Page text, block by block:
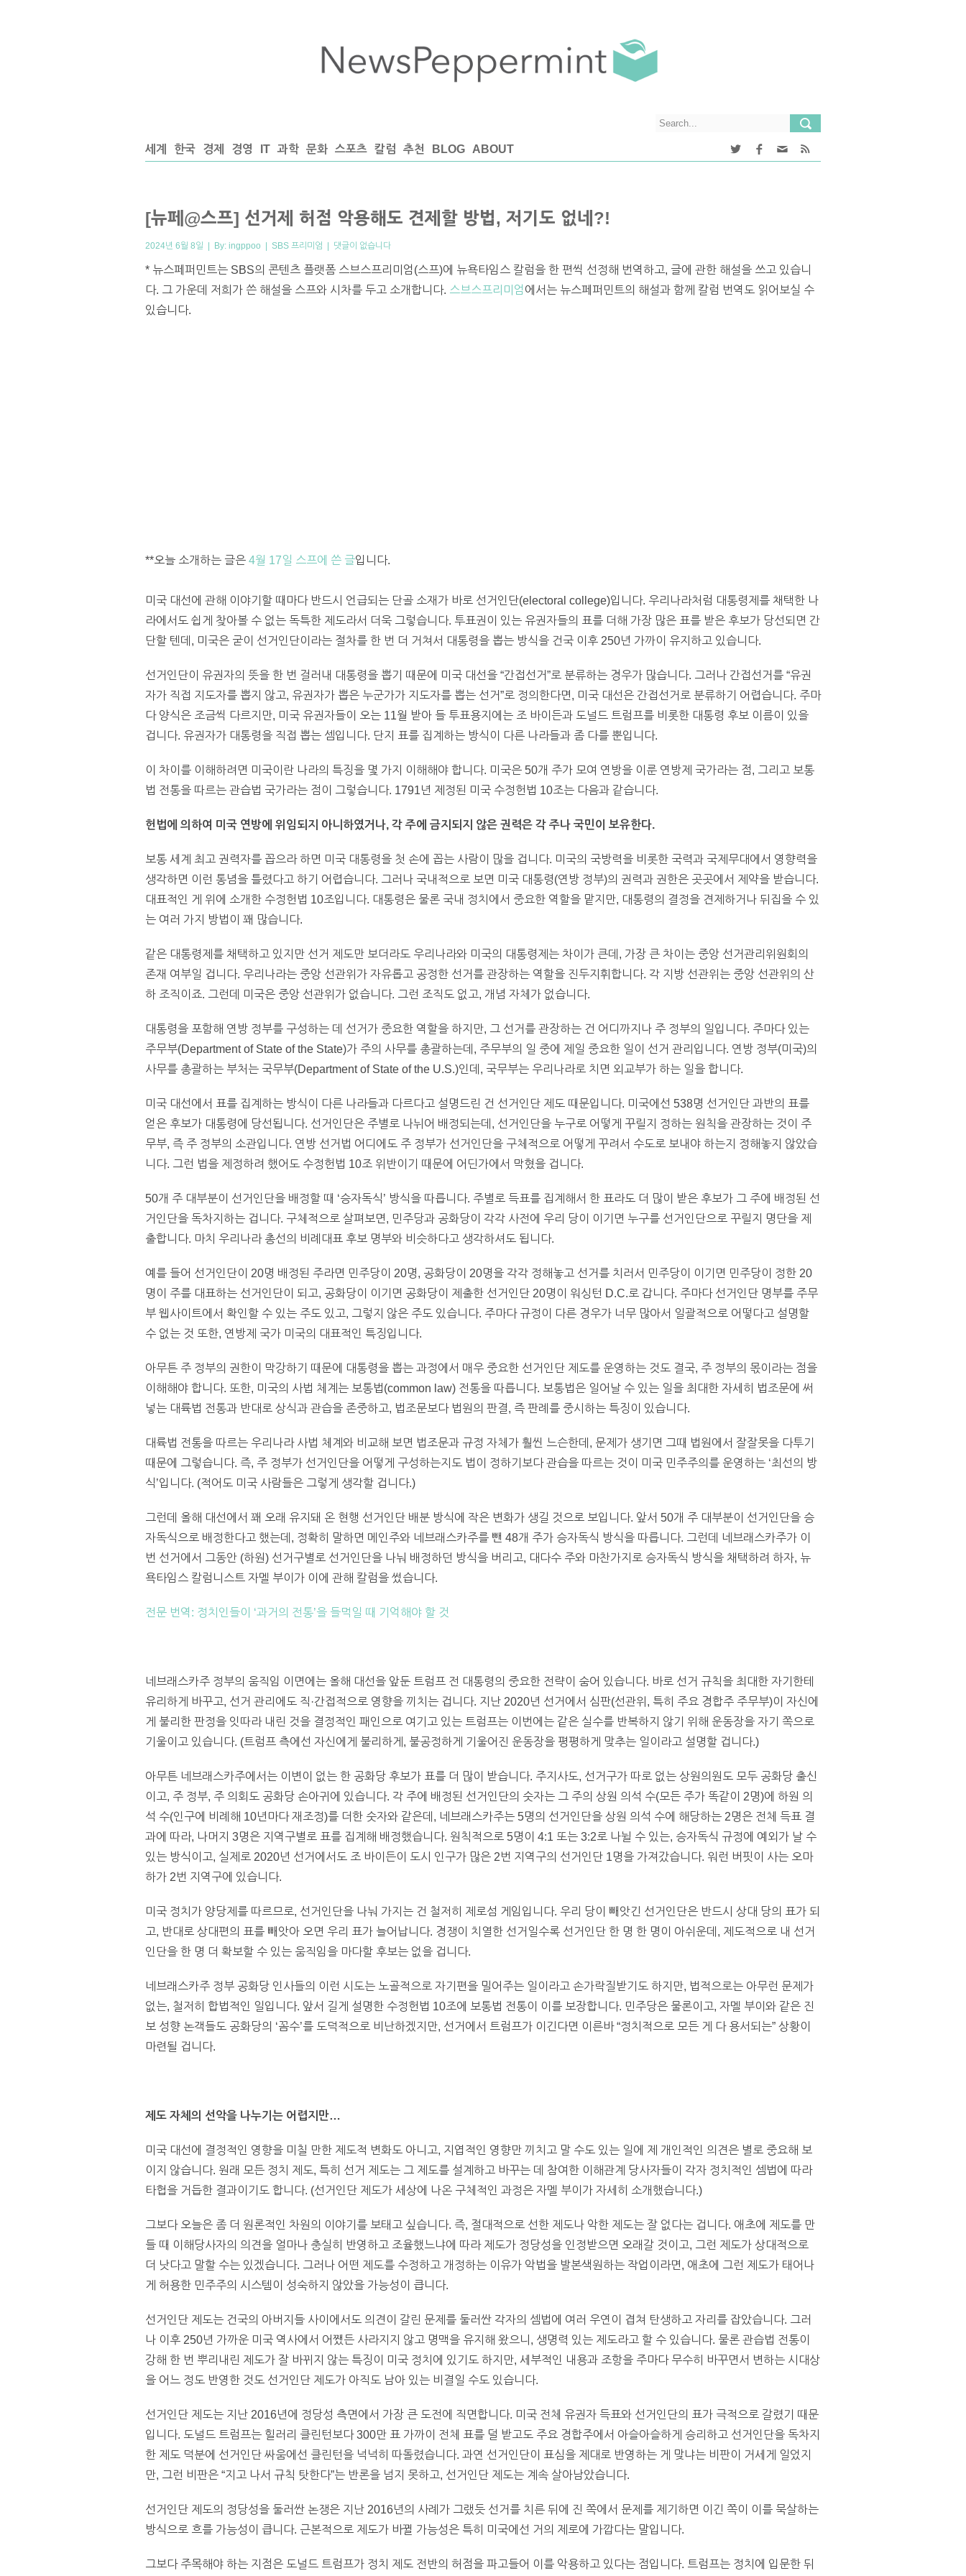
세계 한국 경제 경영 IT 과학 문화 스포츠 칼럼 추천 BLOG ABOUT
[뉴페@스프] 선거제 허점 악용해도 견제할 방법, 저기도 없네?!
2024년 6월 8일 | By: ingppoo | SBS 프리미엄 | 댓글이 없습니다
* 뉴스페퍼민트는 SBS의 콘텐츠 플랫폼 스브스프리미엄(스프)에 뉴욕타임스 칼럼을 한 편씩 선정해 번역하고, 글에 관한 해설을 쓰고 있습니
다. 그 가운데 저희가 쓴 해설을 스프와 시차를 두고 소개합니다. 스브스프리미엄 에서는 뉴스페퍼민트의 해설과 함께 칼럼 번역도 읽어보실 수
있습니다.
**오늘 소개하는 글은 4월 17일 스프에 쓴 글입니다.
미국 대선에 관해 이야기할 때마다 반드시 언급되는 단골 소재가 바로 선거인단(electoral college)입니다. 우리나라처럼 대통령제를 채택한 나
라에서도 쉽게 찾아볼 수 없는 독특한 제도라서 더욱 그렇습니다. 투표권이 있는 유권자들의 표를 더해 가장 많은 표를 받은 후보가 당선되면 간
단할 텐데, 미국은 굳이 선거인단이라는 절차를 한 번 더 거쳐서 대통령을 뽑는 방식을 건국 이후 250년 가까이 유지하고 있습니다.
선거인단이 유권자의 뜻을 한 번 걸러내 대통령을 뽑기 때문에 미국 대선을 “간접선거”로 분류하는 경우가 많습니다. 그러나 간접선거를 “유권
자가 직접 지도자를 뽑지 않고, 유권자가 뽑은 누군가가 지도자를 뽑는 선거”로 정의한다면, 미국 대선은 간접선거로 분류하기 어렵습니다. 주마
다 양식은 조금씩 다르지만, 미국 유권자들이 오는 11월 받아 들 투표용지에는 조 바이든과 도널드 트럼프를 비롯한 대통령 후보 이름이 있을
겁니다. 유권자가 대통령을 직접 뽑는 셈입니다. 단지 표를 집계하는 방식이 다른 나라들과 좀 다를 뿐입니다.
이 차이를 이해하려면 미국이란 나라의 특징을 몇 가지 이해해야 합니다. 미국은 50개 주가 모여 연방을 이룬 연방제 국가라는 점, 그리고 보통
법 전통을 따르는 관습법 국가라는 점이 그렇습니다. 1791년 제정된 미국 수정헌법 10조는 다음과 같습니다.
헌법에 의하여 미국 연방에 위임되지 아니하였거나, 각 주에 금지되지 않은 권력은 각 주나 국민이 보유한다.
보통 세계 최고 권력자를 꼽으라 하면 미국 대통령을 첫 손에 꼽는 사람이 많을 겁니다. 미국의 국방력을 비롯한 국력과 국제무대에서 영향력을
생각하면 이런 통념을 틀렸다고 하기 어렵습니다. 그러나 국내적으로 보면 미국 대통령(연방 정부)의 권력과 권한은 곳곳에서 제약을 받습니다.
대표적인 게 위에 소개한 수정헌법 10조입니다. 대통령은 물론 국내 정치에서 중요한 역할을 맡지만, 대통령의 결정을 견제하거나 뒤집을 수 있
는 여러 가지 방법이 꽤 많습니다.
같은 대통령제를 채택하고 있지만 선거 제도만 보더라도 우리나라와 미국의 대통령제는 차이가 큰데, 가장 큰 차이는 중앙 선거관리위원회의
존재 여부일 겁니다. 우리나라는 중앙 선관위가 자유롭고 공정한 선거를 관장하는 역할을 진두지휘합니다. 각 지방 선관위는 중앙 선관위의 산
하 조직이죠. 그런데 미국은 중앙 선관위가 없습니다. 그런 조직도 없고, 개념 자체가 없습니다.
대통령을 포함해 연방 정부를 구성하는 데 선거가 중요한 역할을 하지만, 그 선거를 관장하는 건 어디까지나 주 정부의 일입니다. 주마다 있는
주무부(Department of State of the State)가 주의 사무를 총괄하는데, 주무부의 일 중에 제일 중요한 일이 선거 관리입니다. 연방 정부(미국)의
사무를 총괄하는 부처는 국무부(Department of State of the U.S.)인데, 국무부는 우리나라로 치면 외교부가 하는 일을 합니다.
미국 대선에서 표를 집계하는 방식이 다른 나라들과 다르다고 설명드린 건 선거인단 제도 때문입니다. 미국에선 538명 선거인단 과반의 표를
얻은 후보가 대통령에 당선됩니다. 선거인단은 주별로 나뉘어 배정되는데, 선거인단을 누구로 어떻게 꾸릴지 정하는 원칙을 관장하는 것이 주
무부, 즉 주 정부의 소관입니다. 연방 선거법 어디에도 주 정부가 선거인단을 구체적으로 어떻게 꾸려서 수도로 보내야 하는지 정해놓지 않았습
니다. 그런 법을 제정하려 했어도 수정헌법 10조 위반이기 때문에 어딘가에서 막혔을 겁니다.
50개 주 대부분이 선거인단을 배정할 때 ‘승자독식’ 방식을 따릅니다. 주별로 득표를 집계해서 한 표라도 더 많이 받은 후보가 그 주에 배정된 선
거인단을 독차지하는 겁니다. 구체적으로 살펴보면, 민주당과 공화당이 각각 사전에 우리 당이 이기면 누구를 선거인단으로 꾸릴지 명단을 제
출합니다. 마치 우리나라 총선의 비례대표 후보 명부와 비슷하다고 생각하셔도 됩니다.
예를 들어 선거인단이 20명 배정된 주라면 민주당이 20명, 공화당이 20명을 각각 정해놓고 선거를 치러서 민주당이 이기면 민주당이 정한 20
명이 주를 대표하는 선거인단이 되고, 공화당이 이기면 공화당이 제출한 선거인단 20명이 워싱턴 D.C.로 갑니다. 주마다 선거인단 명부를 주무
부 웹사이트에서 확인할 수 있는 주도 있고, 그렇지 않은 주도 있습니다. 주마다 규정이 다른 경우가 너무 많아서 일괄적으로 어떻다고 설명할
수 없는 것 또한, 연방제 국가 미국의 대표적인 특징입니다.
아무튼 주 정부의 권한이 막강하기 때문에 대통령을 뽑는 과정에서 매우 중요한 선거인단 제도를 운영하는 것도 결국, 주 정부의 몫이라는 점을
이해해야 합니다. 또한, 미국의 사법 체계는 보통법(common law) 전통을 따릅니다. 보통법은 일어날 수 있는 일을 최대한 자세히 법조문에 써
넣는 대륙법 전통과 반대로 상식과 관습을 존중하고, 법조문보다 법원의 판결, 즉 판례를 중시하는 특징이 있습니다.
대륙법 전통을 따르는 우리나라 사법 체계와 비교해 보면 법조문과 규정 자체가 훨씬 느슨한데, 문제가 생기면 그때 법원에서 잘잘못을 다투기
때문에 그렇습니다. 즉, 주 정부가 선거인단을 어떻게 구성하는지도 법이 정하기보다 관습을 따르는 것이 미국 민주주의를 운영하는 ‘최선의 방
식’입니다. (적어도 미국 사람들은 그렇게 생각할 겁니다.)
그런데 올해 대선에서 꽤 오래 유지돼 온 현행 선거인단 배분 방식에 작은 변화가 생길 것으로 보입니다. 앞서 50개 주 대부분이 선거인단을 승
자독식으로 배정한다고 했는데, 정확히 말하면 메인주와 네브래스카주를 뺀 48개 주가 승자독식 방식을 따릅니다. 그런데 네브래스카주가 이
번 선거에서 그동안 (하원) 선거구별로 선거인단을 나눠 배정하던 방식을 버리고, 대다수 주와 마찬가지로 승자독식 방식을 채택하려 하자, 뉴
욕타임스 칼럼니스트 자멜 부이가 이에 관해 칼럼을 썼습니다.
전문 번역: 정치인들이 ‘과거의 전통’을 들먹일 때 기억해야 할 것
네브래스카주 정부의 움직임 이면에는 올해 대선을 앞둔 트럼프 전 대통령의 중요한 전략이 숨어 있습니다. 바로 선거 규칙을 최대한 자기한테
유리하게 바꾸고, 선거 관리에도 직·간접적으로 영향을 끼치는 겁니다. 지난 2020년 선거에서 심판(선관위, 특히 주요 경합주 주무부)이 자신에
게 불리한 판정을 잇따라 내린 것을 결정적인 패인으로 여기고 있는 트럼프는 이번에는 같은 실수를 반복하지 않기 위해 운동장을 자기 쪽으로
기울이고 있습니다. (트럼프 측에선 자신에게 불리하게, 불공정하게 기울어진 운동장을 평평하게 맞추는 일이라고 설명할 겁니다.)
아무튼 네브래스카주에서는 이변이 없는 한 공화당 후보가 표를 더 많이 받습니다. 주지사도, 선거구가 따로 없는 상원의원도 모두 공화당 출신
이고, 주 정부, 주 의회도 공화당 손아귀에 있습니다. 각 주에 배정된 선거인단의 숫자는 그 주의 상원 의석 수(모든 주가 똑같이 2명)에 하원 의
석 수(인구에 비례해 10년마다 재조정)를 더한 숫자와 같은데, 네브래스카주는 5명의 선거인단을 상원 의석 수에 해당하는 2명은 전체 득표 결
과에 따라, 나머지 3명은 지역구별로 표를 집계해 배정했습니다. 원칙적으로 5명이 4:1 또는 3:2로 나뉠 수 있는, 승자독식 규정에 예외가 날 수
있는 방식이고, 실제로 2020년 선거에서도 조 바이든이 도시 인구가 많은 2번 지역구의 선거인단 1명을 가져갔습니다. 워런 버핏이 사는 오마
하가 2번 지역구에 있습니다.
미국 정치가 양당제를 따르므로, 선거인단을 나눠 가지는 건 철저히 제로섬 게임입니다. 우리 당이 빼앗긴 선거인단은 반드시 상대 당의 표가 되
고, 반대로 상대편의 표를 빼앗아 오면 우리 표가 늘어납니다. 경쟁이 치열한 선거일수록 선거인단 한 명 한 명이 아쉬운데, 제도적으로 내 선거
인단을 한 명 더 확보할 수 있는 움직임을 마다할 후보는 없을 겁니다.
네브래스카주 정부 공화당 인사들의 이런 시도는 노골적으로 자기편을 밀어주는 일이라고 손가락질받기도 하지만, 법적으로는 아무런 문제가
없는, 철저히 합법적인 일입니다. 앞서 길게 설명한 수정헌법 10조에 보통법 전통이 이를 보장합니다. 민주당은 물론이고, 자멜 부이와 같은 진
보 성향 논객들도 공화당의 ‘꼼수’를 도덕적으로 비난하겠지만, 선거에서 트럼프가 이긴다면 이른바 “정치적으로 모든 게 다 용서되는” 상황이
마련될 겁니다.
제도 자체의 선악을 나누기는 어렵지만…
미국 대선에 결정적인 영향을 미칠 만한 제도적 변화도 아니고, 지엽적인 영향만 끼치고 말 수도 있는 일에 제 개인적인 의견은 별로 중요해 보
이지 않습니다. 원래 모든 정치 제도, 특히 선거 제도는 그 제도를 설계하고 바꾸는 데 참여한 이해관계 당사자들이 각자 정치적인 셈법에 따라
타협을 거듭한 결과이기도 합니다. (선거인단 제도가 세상에 나온 구체적인 과정은 자멜 부이가 자세히 소개했습니다.)
그보다 오늘은 좀 더 원론적인 차원의 이야기를 보태고 싶습니다. 즉, 절대적으로 선한 제도나 악한 제도는 잘 없다는 겁니다. 애초에 제도를 만
들 때 이해당사자의 의견을 얼마나 충실히 반영하고 조율했느냐에 따라 제도가 정당성을 인정받으면 오래갈 것이고, 그런 제도가 상대적으로
더 낫다고 말할 수는 있겠습니다. 그러나 어떤 제도를 수정하고 개정하는 이유가 악법을 발본색원하는 작업이라면, 애초에 그런 제도가 태어나
게 허용한 민주주의 시스템이 성숙하지 않았을 가능성이 큽니다.
선거인단 제도는 건국의 아버지들 사이에서도 의견이 갈린 문제를 둘러싼 각자의 셈법에 여러 우연이 겹쳐 탄생하고 자리를 잡았습니다. 그러
나 이후 250년 가까운 미국 역사에서 어쨌든 사라지지 않고 명맥을 유지해 왔으니, 생명력 있는 제도라고 할 수 있습니다. 물론 관습법 전통이
강해 한 번 뿌리내린 제도가 잘 바뀌지 않는 특징이 미국 정치에 있기도 하지만, 세부적인 내용과 조항을 주마다 무수히 바꾸면서 변하는 시대상
을 어느 정도 반영한 것도 선거인단 제도가 아직도 남아 있는 비결일 수도 있습니다.
선거인단 제도는 지난 2016년에 정당성 측면에서 가장 큰 도전에 직면합니다. 미국 전체 유권자 득표와 선거인단의 표가 극적으로 갈렸기 때문
입니다. 도널드 트럼프는 힐러리 클린턴보다 300만 표 가까이 전체 표를 덜 받고도 주요 경합주에서 아슬아슬하게 승리하고 선거인단을 독차지
한 제도 덕분에 선거인단 싸움에선 클린턴을 넉넉히 따돌렸습니다. 과연 선거인단이 표심을 제대로 반영하는 게 맞냐는 비판이 거세게 일었지
만, 그런 비판은 “지고 나서 규칙 탓한다”는 반론을 넘지 못하고, 선거인단 제도는 계속 살아남았습니다.
선거인단 제도의 정당성을 둘러싼 논쟁은 지난 2016년의 사례가 그랬듯 선거를 치른 뒤에 진 쪽에서 문제를 제기하면 이긴 쪽이 이를 묵살하는
방식으로 흐를 가능성이 큽니다. 근본적으로 제도가 바뀔 가능성은 특히 미국에선 거의 제로에 가깝다는 말입니다.
그보다 주목해야 하는 지점은 도널드 트럼프가 정치 제도 전반의 허점을 파고들어 이를 악용하고 있다는 점입니다. 트럼프는 정치에 입문한 뒤